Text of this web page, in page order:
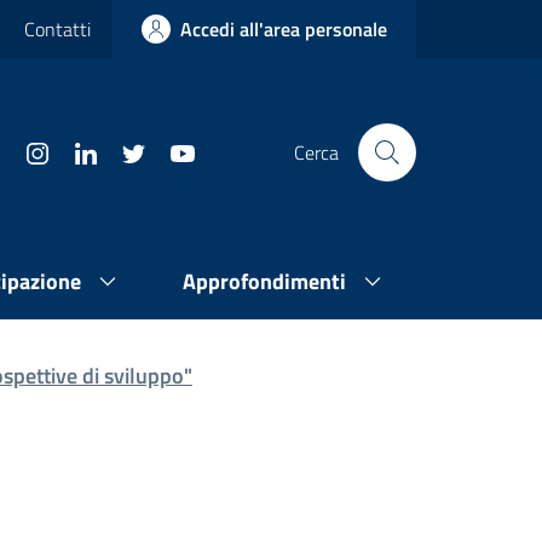
Contatti Accedi all'area personale
Cerca
Approfondimenti
di sviluppo"